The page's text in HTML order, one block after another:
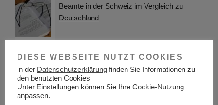
Beamte in der Schweiz im Vergleich zu
Deutschland
Die großen Herausforderungen eines
Studiums
DIESE WEBSEITE NUTZT COOKIES
In der Datenschutzerklärung finden Sie Informationen zu
den benutzten Cookies.
Unter Einstellungen können Sie Ihre Cookie-Nutzung
anpassen.